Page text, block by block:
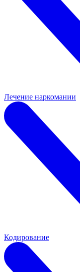
Лечение наркомании
Кодирование